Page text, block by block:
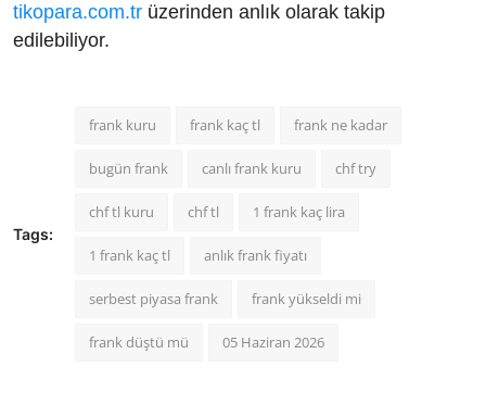
tikopara.com.tr üzerinden anlık olarak takip
edilebiliyor.
Tags:
frank kuru frank kaç tl frank ne kadar
bugün frank canlı frank kuru chf try
chf tl kuru chf tl 1 frank kaç lira
1 frank kaç tl anlık frank fiyatı
serbest piyasa frank frank yükseldi mi
frank düştü mü 05 Haziran 2026